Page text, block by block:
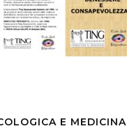
E MEDICINA